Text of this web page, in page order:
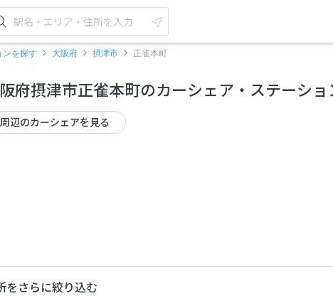
ンを探す 大阪府 摂津市 正雀本町
府摂津市正雀本町のカーシェア・ステーショ
周辺のカーシェアを見る
をさらに絞り込む